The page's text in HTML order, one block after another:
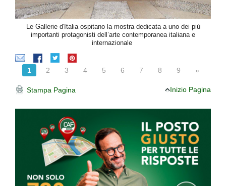
Le Gallerie d'Italia ospitano la mostra dedicata a uno dei più
importanti protagonisti dell’arte contemporanea italiana e
internazionale
1 2 3 4 5 6 7 8 9 »
Stampa Pagina Inizio Pagina